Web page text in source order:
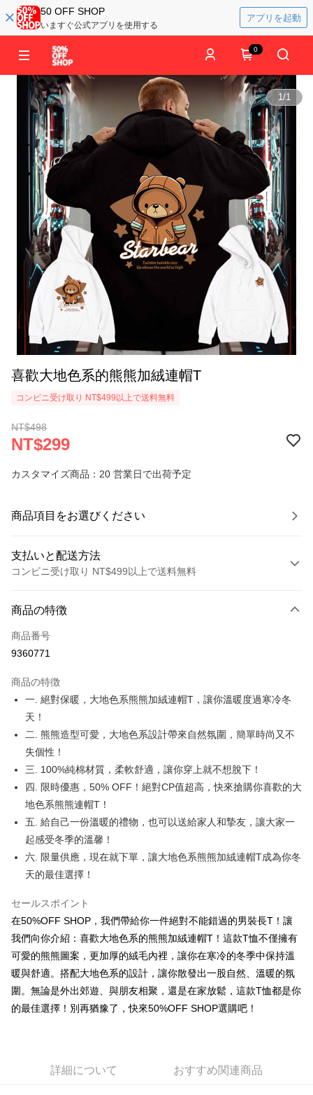
50 OFF SHOP
いますぐ公式アプリを使用する
アプリを起動
0
1/1
喜歡大地色系的熊熊加絨連帽T
コンビニ受け取り NT$499以上で送料無料
NT$498
NT$299
カスタマイズ商品：20 営業日で出荷予定
商品項目をお選びください
支払いと配送方法
コンビニ受け取り NT$499以上で送料無料
クレジットカード1回払い
コンビニ店頭代金引換
Apple Pay
JKOPAY
Easy Wallet
Google Pay
Plus Pay
OP Pay Later
説明
【OP Pay Later 使用説明】
1. 本サービスは台湾大哥大によって提供され、台湾大哥大のユーザーは追
加の申請なしで即時に利用可能です。
的に OP Pay Later の取引プロセスに移行し、携帯番号を確認後、分割払
いの回数や支払い期限を選択し、支払いを確認すると取引が完了します。
3. 実際の承認額、分割回数および費用については、後続の取引確認ページ
を基準とします。
4. 注文成立後30分以内に確認取引を行わない場合や審査が通過しない場
合、注文は自動的にキャンセルされます。「転専審査」に未通過の状況が
内容についての説明はいたしかねます。
2. SMSのリンクを通じて請求書を開いた後、「コンビニバーコード／台湾
AFTEE代金後払い
一、 AFTEE代金後払いについて
ウが表示されます。
2.SMSで認証してお支払い手続を進めてください。
3.注文するときのお支払いは不要です。商品はご指定の住所に配送されま
す。
4.ご注文が完了すると、携帯に支払い通知のSMSが届きます。アプリ会員
の場合は、AFTEE アプリプッシュ通知が届きます。
5.商品受け取り時のお支払いは不要です。商品を確かめてから、SMSまた
はアプリの通知に従って、4大コンビニ、またはATM/オンラインバンキン
リをダウンロードして AFTEE 会員になるとお支払い期限を最長 45 日以内
まで延長できます。
ATM払い
配送方法
全家取貨付款
配送毎にNT$45
付款 後全家取貨
配送毎にNT$45、NT$499以上で送料無料
商品の特徴
商品番号
9360771
商品の特徴
一. 絕對保暖，大地色系熊熊加絨連帽T，讓你溫暖度過寒冷冬
天！
二. 熊熊造型可愛，大地色系設計帶來自然氛圍，簡單時尚又不
失個性！
三. 100%純棉材質，柔軟舒適，讓你穿上就不想脫下！
四. 限時優惠，50% OFF！絕對CP值超高，快來搶購你喜歡的大
地色系熊熊連帽T！
五. 給自己一份溫暖的禮物，也可以送給家人和摯友，讓大家一
起感受冬季的溫馨！
六. 限量供應，現在就下單，讓大地色系熊熊加絨連帽T成為你冬
天的最佳選擇！
セールスポイント
在50%OFF SHOP，我們帶給你一件絕對不能錯過的男裝長T！讓
我們向你介紹：喜歡大地色系的熊熊加絨連帽T！這款T恤不僅擁有
可愛的熊熊圖案，更加厚的絨毛內裡，讓你在寒冷的冬季中保持溫
暖與舒適。搭配大地色系的設計，讓你散發出一股自然、溫暖的氛
圍。無論是外出郊遊、與朋友相聚，還是在家放鬆，這款T恤都是你
的最佳選擇！別再猶豫了，快來50%OFF SHOP選購吧！
詳細について おすすめ関連商品